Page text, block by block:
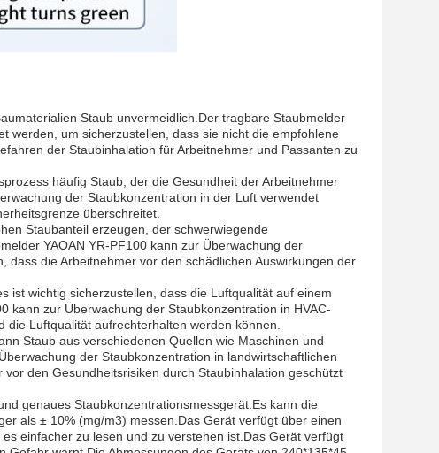
Staub unvermeidlich.Der tragbare Staubmelder
werden, um sicherzustellen, dass sie nicht die empfohlene
der Staubinhalation für Arbeitnehmer und Passanten zu
häufig Staub, der die Gesundheit der Arbeitnehmer
der Staubkonzentration in der Luft verwendet
überschreitet.
Staubanteil erzeugen, der schwerwiegende
YAOAN YR-PF100 kann zur Überwachung der
die Arbeitnehmer vor den schädlichen Auswirkungen der
ist wichtig sicherzustellen, dass die Luftqualität auf einem
kann zur Überwachung der Staubkonzentration in HVAC-
Luftqualität aufrechterhalten werden können.
Staub aus verschiedenen Quellen wie Maschinen und
der Staubkonzentration in landwirtschaftlichen
den Gesundheitsrisiken durch Staubinhalation geschützt
genaues Staubkonzentrationsmessgerät.Es kann die
als ± 10% (mg/m3) messen.Das Gerät verfügt über einen
einfacher zu lesen und zu verstehen ist.Das Gerät verfügt